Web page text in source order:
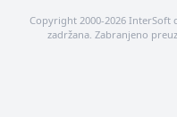
Copyright 2000-2026 InterSoft
zadržana. Zabranjeno